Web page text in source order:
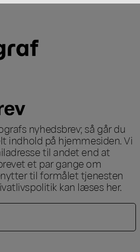
nyhedsbrev; så går du
indhold på hjemmesiden. Vi
til andet end at
et par gange om
til formålet tjenesten
kan læses her.